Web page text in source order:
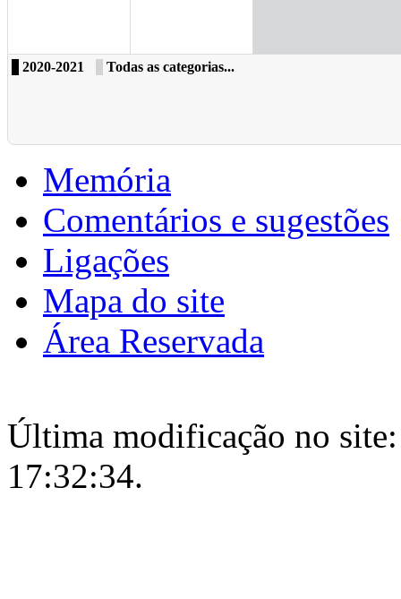
2020-2021 Todas as categorias...
Memória
Comentários e sugestões
Ligações
Mapa do site
Área Reservada
Última modificação no
17:32:34.